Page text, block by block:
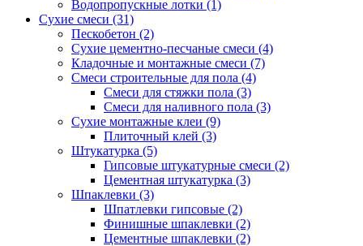
Водопропускные лотки (1)
Сухие смеси (31)
Пескобетон (2)
Сухие цементно-песчаные смеси (4)
Кладочные и монтажные смеси (7)
Смеси строительные для пола (4)
Смеси для стяжки пола (3)
Смеси для наливного пола (3)
Сухие монтажные клеи (9)
Плиточный клей (3)
Штукатурка (5)
Гипсовые штукатурные смеси (2)
Цементная штукатурка (3)
Шпаклевки (3)
Шпатлевки гипсовые (2)
Финишные шпаклевки (2)
Цементные шпаклевки (2)